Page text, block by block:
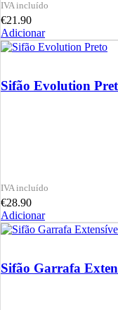
€21.90
Adicionar
Sifão Evolution
€28.90
Adicionar
Sifão Garrafa